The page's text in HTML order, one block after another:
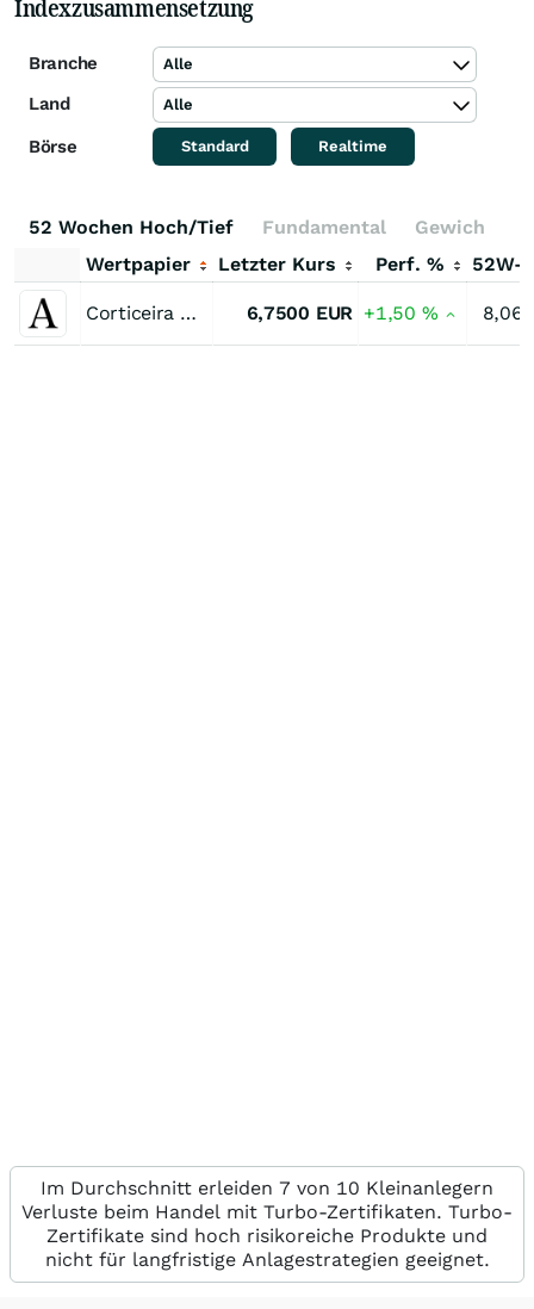
Indexzusammensetzung
Branche Alle
Land Alle
Börse Standard Realtime
52 Wochen Hoch/Tief Fundamental
Gewichtung
Wertpapier
Letzter Kurs Perf. % 52W-
Corticeira Amorim SGPS 6,7500 EUR +1,50 %
Im Durchschnitt erleiden 7 von 10 Kleinanlegern
Verluste beim Handel mit Turbo-Zertifikaten. Turbo-
Zertifikate sind hoch risikoreiche Produkte und
nicht für langfristige Anlagestrategien geeignet.